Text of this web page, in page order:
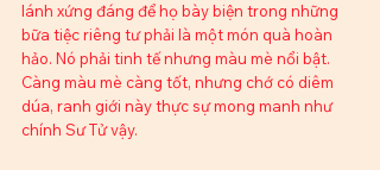
lánh xứng đáng để họ bày biện trong những
bữa tiệc riêng tư phải là một món quà hoàn
hảo. Nó phải tinh tế nhưng màu mè nổi bật.
Càng màu mè càng tốt, nhưng chớ có diêm
dúa, ranh giới này thực sự mong manh như
chính Sư Tử vậy.